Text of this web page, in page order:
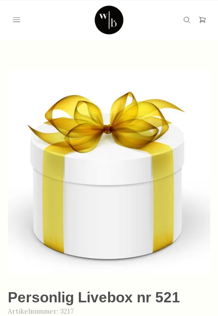
Personlig Livebox nr 521
Artikelnummer: 3217